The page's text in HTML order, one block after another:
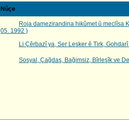
Nûçe
Roja damezirandina hikûmet û meclîsa
05. 1992 )
Li Çêrbazî ya, Ser Leşker ê Tirk,
Sosyal, Çağdaş, Bağimsiz, Bîrleşîk ve